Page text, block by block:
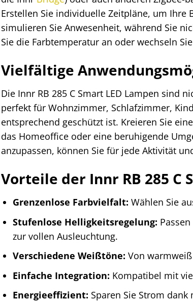
Erstellen Sie individuelle Zeitpläne, um
simulieren Sie Anwesenheit, während Sie
Sie die Farbtemperatur an oder wechseln
Vielfältige
Die Innr RB 285 C Smart LED Lampen sind
perfekt für Wohnzimmer, Schlafzimmer,
entsprechend geschützt ist. Kreieren Sie
das Homeoffice oder eine beruhigende
anzupassen, können Sie für jede Aktivität
Vorteile der Innr RB 285 C
Grenzenlose Farbvielfalt: Wählen Sie
Stufenlose Helligkeitsregelung:
zur vollen Ausleuchtung.
Verschiedene Weißtöne: Von
Einfache Integration: Kompatibel mit
Energieeffizient: Sparen Sie Strom dank